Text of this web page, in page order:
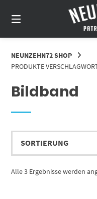
zum
Inhalt
NEUNZEHN72 SHOP
PRODUKTE
Bildband
Alle 3 Ergebnisse werden